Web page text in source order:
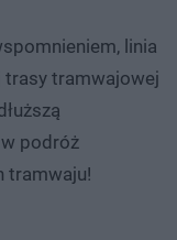
linia
trasy tramwajowej
podróż
tramwaju!